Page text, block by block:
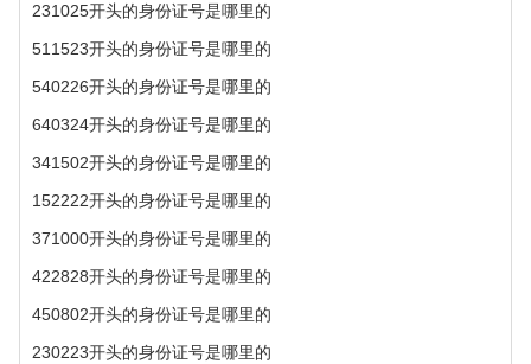
231025开头的身份证号是哪里的
511523开头的身份证号是哪里的
540226开头的身份证号是哪里的
640324开头的身份证号是哪里的
341502开头的身份证号是哪里的
152222开头的身份证号是哪里的
371000开头的身份证号是哪里的
422828开头的身份证号是哪里的
450802开头的身份证号是哪里的
230223开头的身份证号是哪里的